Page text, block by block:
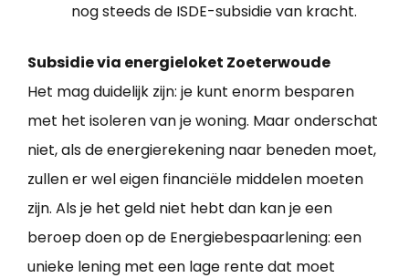
nog steeds de ISDE-subsidie van kracht.
Subsidie via energieloket Zoeterwoude
Het mag duidelijk zijn: je kunt enorm besparen
met het isoleren van je woning. Maar onderschat
niet, als de energierekening naar beneden moet,
zullen er wel eigen financiële middelen moeten
zijn. Als je het geld niet hebt dan kan je een
beroep doen op de Energiebespaarlening: een
unieke lening met een lage rente dat moet